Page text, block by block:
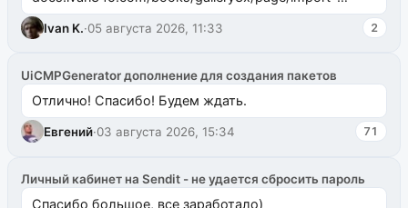
ms2galleryphp
Ivan K.·05 августа 2026, 11:33 2
UiCMPGenerator дополнение для создания пакетов
Отлично! Спасибо! Будем ждать.
Евгений·03 августа 2026, 15:34 71
Личный кабинет на Sendit - не удается сбросить пароль
Спасибо большое, все заработало)